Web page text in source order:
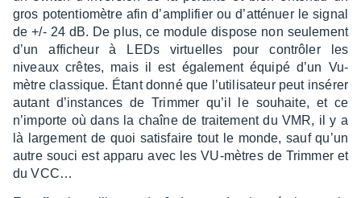
gros poten­tio­mètre afin d’am­pli­fier ou d’at­té­nuer le signal
de +/- 24 dB. De plus, ce module dispose non seule­ment
d’un affi­cheur à LEDs virtuelles pour contrô­ler les
niveaux crêtes, mais il est égale­ment équipé d’un Vu-
mètre clas­sique. Étant donné que l’uti­li­sa­teur peut insé­rer
autant d’ins­tances de Trim­mer qu’il le souhaite, et ce
n’im­porte où dans la chaîne de trai­te­ment du VMR, il y a
là large­ment de quoi satis­faire tout le monde, sauf qu’un
autre souci est apparu avec les VU-mètres de Trim­mer et
du VCC…